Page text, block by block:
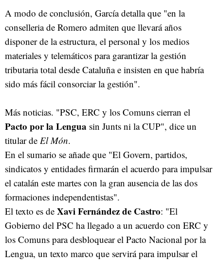
A modo de conclusión, García detalla que "en la
conselleria de Romero admiten que llevará años
disponer de la estructura, el personal y los medios
materiales y telemáticos para garantizar la gestión
tributaria total desde Cataluña e insisten en que habría
sido más fácil consorciar la gestión".
Más noticias. "PSC, ERC y los Comuns cierran el
Pacto por la Lengua sin Junts ni la CUP", dice un
titular de El Món.
En el sumario se añade que "El Govern, partidos,
sindicatos y entidades firmarán el acuerdo para impulsar
el catalán este martes con la gran ausencia de las dos
formaciones independentistas".
El texto es de Xavi Fernández de Castro: "El
Gobierno del PSC ha llegado a un acuerdo con ERC y
los Comuns para desbloquear el Pacto Nacional por la
Lengua, un texto marco que servirá para impulsar el